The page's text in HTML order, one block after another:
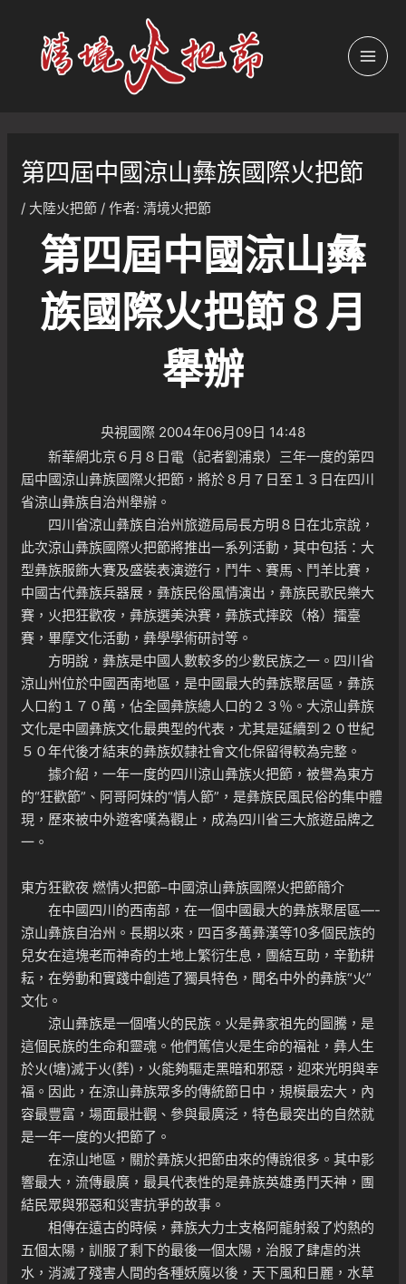
第四屆中國涼山彝族國際火把節
/ 大陸火把節 / 作者:清境火把節
第四屆中國涼山彝
族國際火把節８月
舉辦
央視國際 2004年06月09日 14:48
新華網北京６月８日電（記者劉浦泉）三年一度的第四
屆中國涼山彝族國際火把節，將於８月７日至１３日在四川
省涼山彝族自治州舉辦。
四川省涼山彝族自治州旅遊局局長方明８日在北京說，
此次涼山彝族國際火把節將推出一系列活動，其中包括：大
型彝族服飾大賽及盛裝表演遊行，鬥牛、賽馬、鬥羊比賽，
中國古代彝族兵器展，彝族民俗風情演出，彝族民歌民樂大
賽，火把狂歡夜，彝族選美決賽，彝族式摔跤（格）擂臺
賽，畢摩文化活動，彝學學術研討等。
方明說，彝族是中國人數較多的少數民族之一。四川省
涼山州位於中國西南地區，是中國最大的彝族聚居區，彝族
人口約１７０萬，佔全國彝族總人口的２３％。大涼山彝族
文化是中國彝族文化最典型的代表，尤其是延續到２０世紀
５０年代後才結束的彝族奴隸社會文化保留得較為完整。
據介紹，一年一度的四川涼山彝族火把節，被譽為東方
的“狂歡節”、阿哥阿妹的“情人節”，是彝族民風民俗的集中體
現，歷來被中外遊客嘆為觀止，成為四川省三大旅遊品牌之
一。
東方狂歡夜 燃情火把節–中國涼山彝族國際火把節簡介
在中國四川的西南部，在一個中國最大的彝族聚居區—-
涼山彝族自治州。長期以來，四百多萬彝漢等10多個民族的
兒女在這塊老而神奇的土地上繁衍生息，團結互助，辛勤耕
耘，在勞動和實踐中創造了獨具特色，聞名中外的彝族“火”
文化。
涼山彝族是一個嗜火的民族。火是彝家祖先的圖騰，是
這個民族的生命和靈魂。他們篤信火是生命的福祉，彝人生
於火(塘)滅于火(葬)，火能夠驅走黑暗和邪惡，迎來光明與幸
福。因此，在涼山彝族眾多的傳統節日中，規模最宏大，內
容最豐富，場面最壯觀、參與最廣泛，特色最突出的自然就
是一年一度的火把節了。
在涼山地區，關於彝族火把節由來的傳說很多。其中影
響最大，流傳最廣，最具代表性的是彝族英雄勇鬥天神，團
結民眾與邪惡和災害抗爭的故事。
相傳在遠古的時候，彝族大力士支格阿龍射殺了灼熱的
五個太陽，訓服了剩下的最後一個太陽，治服了肆虐的洪
水，消滅了殘害人間的各種妖魔以後，天下風和日麗，水草